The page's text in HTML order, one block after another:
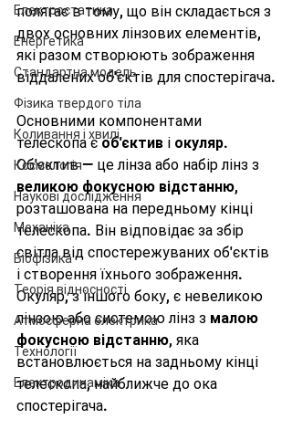
Електростатика
Енергетика
Стандартна модель
Фізика твердого тіла
Коливання і хвилі
Космологія
Наукові дослідження
Механіка
Біофізика
Теорія відносності
Атмосферна електрика
Технології
Електродинаміка
полягає в тому, що він складається з
двох основних лінзових елементів,
які разом створюють зображення
віддалених об'єктів для спостерігача.
Основними компонентами
телескопа є об'єктив і окуляр.
Об'єктив — це лінза або набір лінз з
великою фокусною відстанню,
розташована на передньому кінці
телескопа. Він відповідає за збір
світла від спостережуваних об'єктів
і створення їхнього зображення.
Окуляр, з іншого боку, є невеликою
лінзою або системою лінз з малою
фокусною відстанню, яка
встановлюється на задньому кінці
телескопа, найближче до ока
спостерігача.